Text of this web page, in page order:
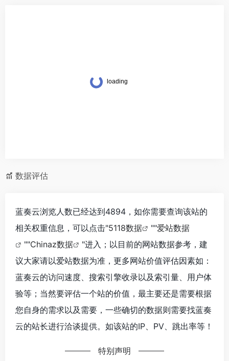
数据评估
蓝奏云浏览人数已经达到4894，如你需要查询该站的
相关权重信息，可以点击"5118数据 ""爱站数据
""Chinaz数据
"进入；以目前的网站数据参考，建
议大家请以爱站数据为准，更多网站价值评估因素如：
蓝奏云的访问速度、搜索引擎收录以及索引量、用户体
验等；当然要评估一个站的价值，最主要还是需要根据
您自身的需求以及需要，一些确切的数据则需要找蓝奏
云的站长进行洽谈提供。如该站的IP、PV、跳出率等！
特别声明